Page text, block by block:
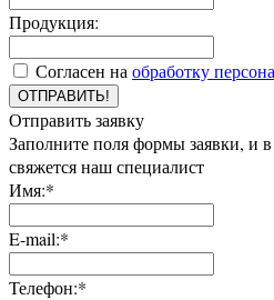
Продукция:
Согласен на обработку
ОТПРАВИТЬ!
Отправить заявку
Заполните поля формы заявки, и
свяжется наш специалист
Имя:*
E-mail:*
Телефон:*